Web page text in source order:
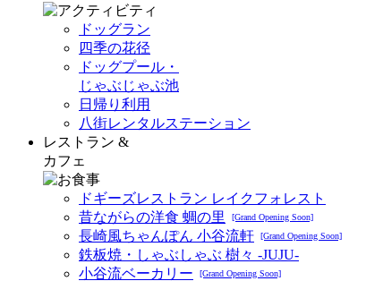
ドッグラン
四季の花径
ドッグプール・
じゃぶじゃぶ池
日帰り利用
八街レンタルステーション
レストラン &
カフェ
ドギーズレストラン レイクフォレスト
昔ながらの洋食 蜩の里
[Grand Opening Soon]
長崎風ちゃんぽん 小谷流軒 [Grand Opening Soon]
鉄板焼・しゃぶしゃぶ 樹々 -JUJU-
小谷流ベーカリー
[Grand Opening Soon]